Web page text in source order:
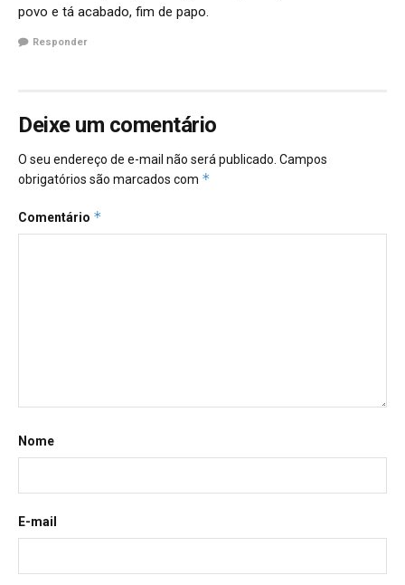
povo e tá acabado, fim de papo.
Responder
Deixe um comentário
O seu endereço de e-mail não será publicado. Campos
obrigatórios são marcados com *
Comentário *
Nome
E-mail